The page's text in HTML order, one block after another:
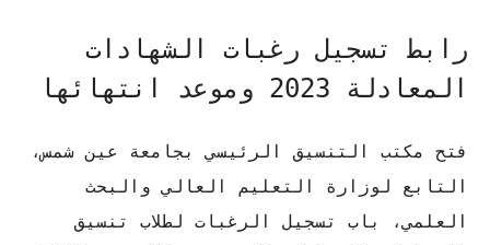
رابط تسجيل رغبات الشهادات
المعادلة 2023 وموعد انتهائها
فتح مكتب التنسيق الرئيسي بجامعة عين شمس،
التابع لوزارة التعليم العالي والبحث
العلمي، باب تسجيل الرغبات لطلاب تنسيق